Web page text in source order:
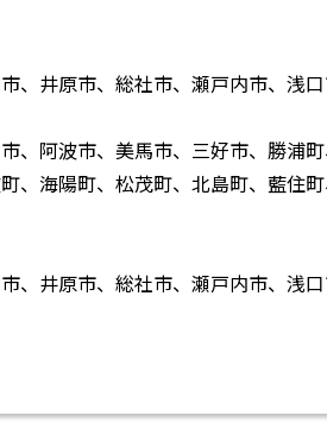
、井原市、総社市、瀬戸内市、浅
、阿波市、美馬市、三好市、勝浦
、海陽町、松茂町、北島町、藍住
、井原市、総社市、瀬戸内市、浅